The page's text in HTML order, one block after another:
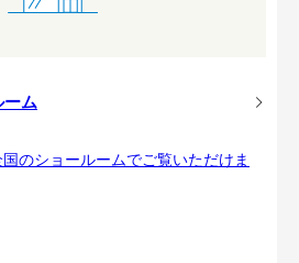
ーム
のショールームでご覧いただけま